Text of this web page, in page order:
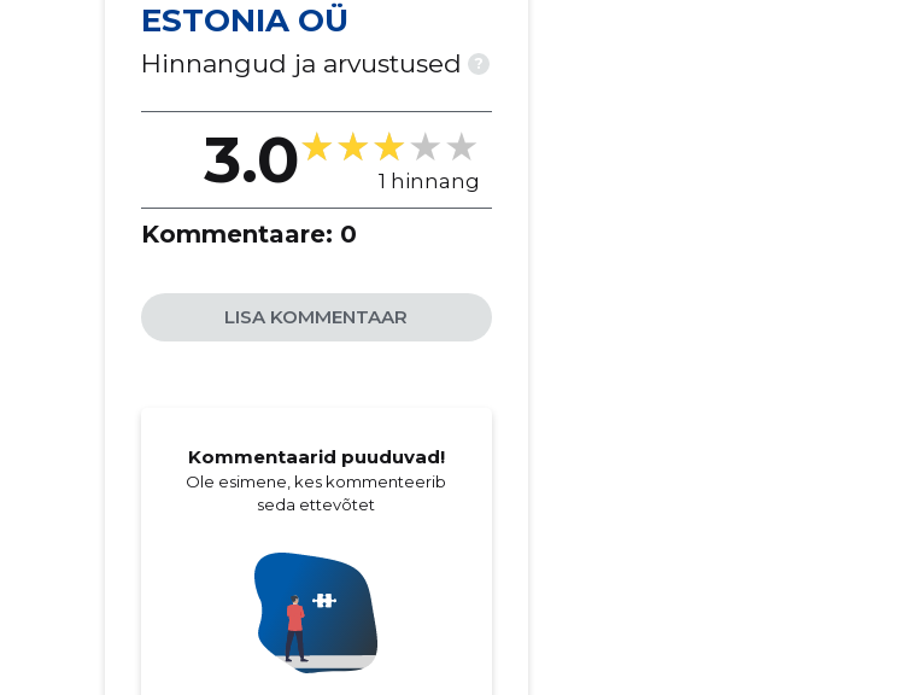
ESTONIA OÜ
Hinnangud ja arvustused ?
3.0 1 hinnang
Kommentaare: 0
LISA KOMMENTAAR
Kommentaarid puuduvad!
Ole esimene, kes kommenteerib
seda ettevõtet